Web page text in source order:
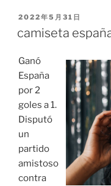
PUBLICADO
2022年5月31日
camiseta
Ganó
España
por 2
goles a 1.
Disputó
un
partido
amistoso
contra